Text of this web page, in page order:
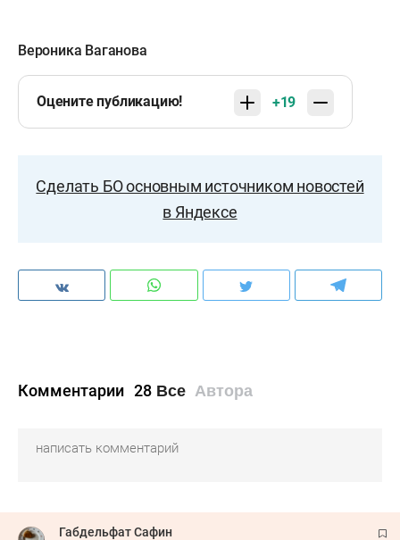
Вероника Ваганова
Оцените публикацию! +19
Сделать БО основным источником новостей
в Яндексе
Комментарии 28 Все Автора
Габдельфат Сафин